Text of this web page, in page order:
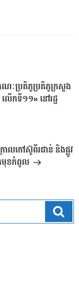
ណៈប្រតិភូប្រតិភូក្រសួង
លើកទី១១» នៅរដ្ឋ
រាលកៅស៊ូពីរជាន់ និងផ្លូវ
មុខកំពូល